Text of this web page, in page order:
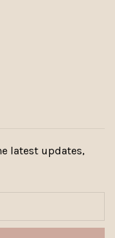
latest updates,